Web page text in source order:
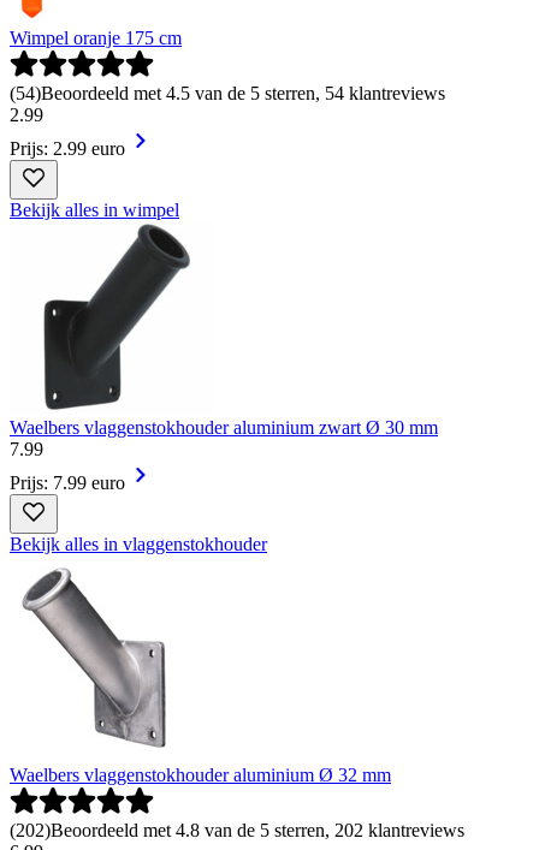
Wimpel oranje 175 cm
(54)Beoordeeld met 4.5 van de 5 sterren, 54 klantreviews
2.99
Prijs: 2.99 euro
Bekijk alles in wimpel
Waelbers vlaggenstokhouder aluminium zwart Ø 30 mm
7.99
Prijs: 7.99 euro
Bekijk alles in vlaggenstokhouder
Waelbers vlaggenstokhouder aluminium Ø 32 mm
(202)Beoordeeld met 4.8 van de 5 sterren, 202 klantreviews